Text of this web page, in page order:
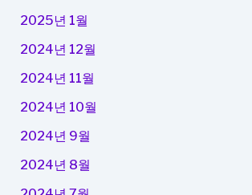
2025년 1월
2024년 12월
2024년 11월
2024년 10월
2024년 9월
2024년 8월